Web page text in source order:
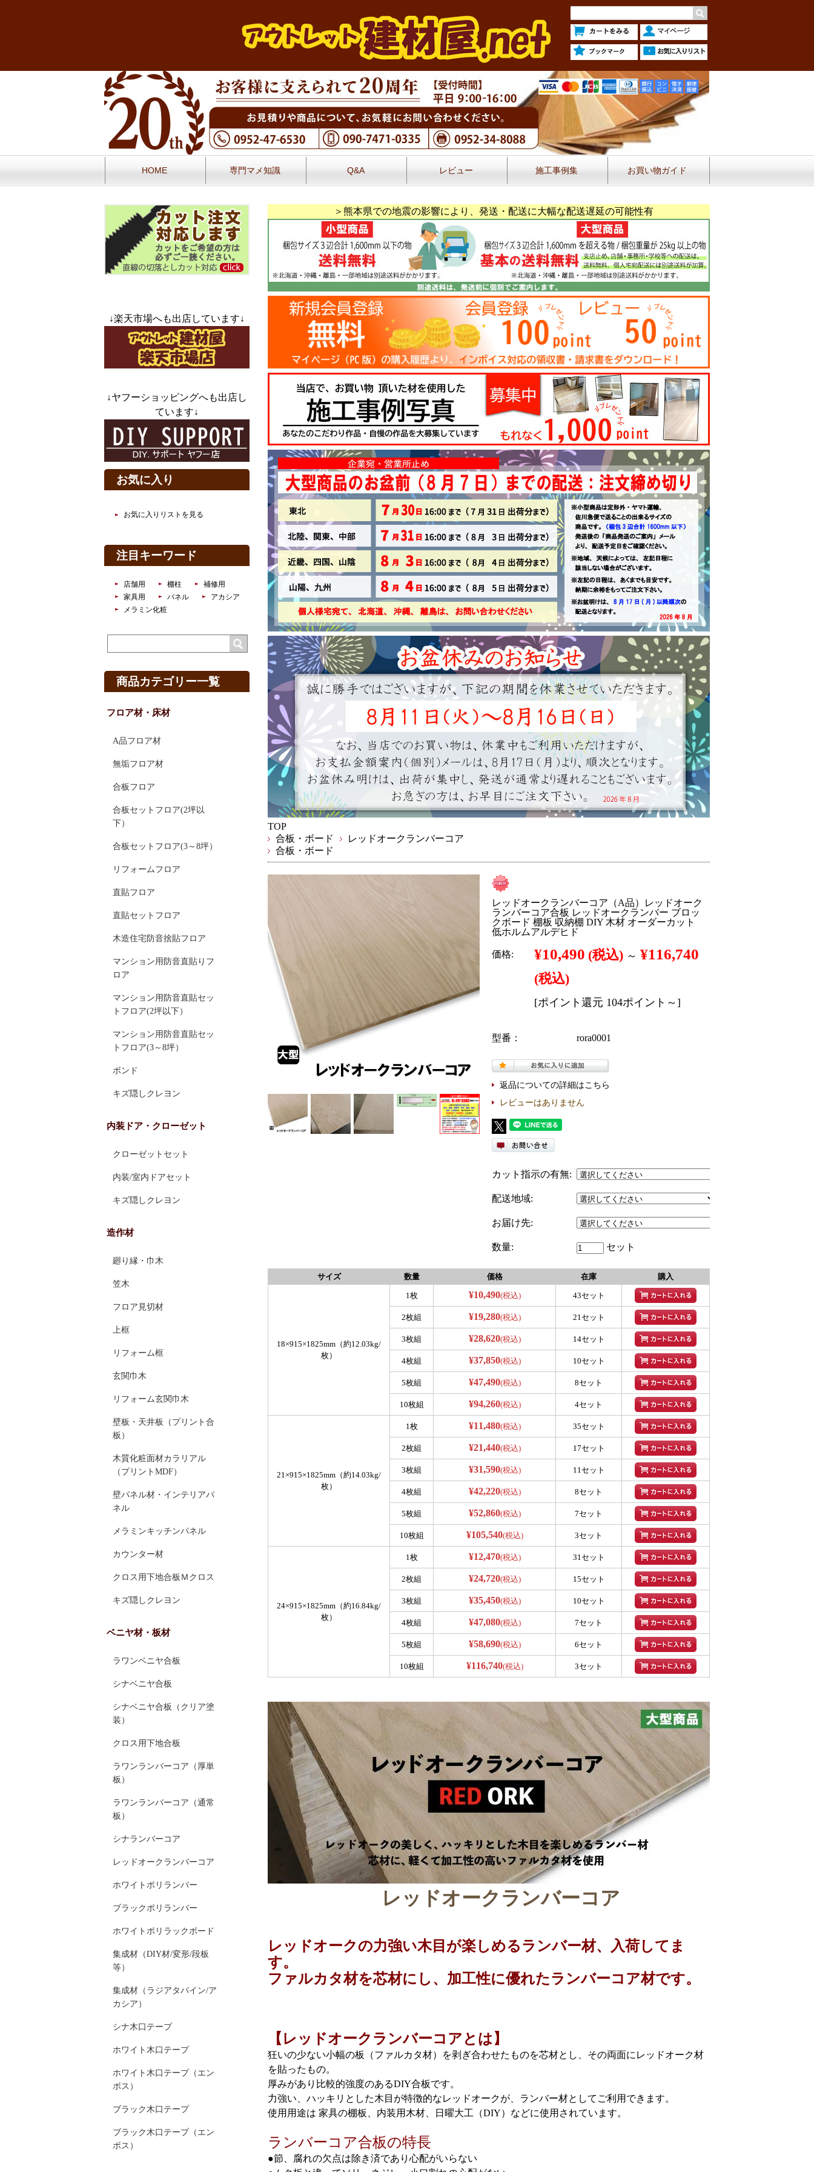
HOME 専門マメ知識 Q&A レビュー 施工事例集 お買い物ガイド
＞熊本県での地震の影響により、発送・配送に大幅な配送遅延の可能性有
TOP
合板・ボード
レッドオークランバーコア
合板・ボード
レッドオークランバーコア（A品）レッドオーク
ランバーコア合板 レッドオークランバー ブロッ
クボード 棚板 収納棚 DIY 木材 オーダーカット
低ホルムアルデヒド
価格: ¥10,490 (税込) ～ ¥116,740
(税込)
[ポイント還元 104ポイント～]
型番： rora0001
返品についての詳細はこちら
レビューはありません
カット指示の有無:
配送地域:
お届け先:
数量: セット
サイズ 数量 価格 在庫 購入
18×915×1825mm（約12.03kg/
枚）
1枚 ¥10,490(税込) 43セット
2枚組 ¥19,280(税込) 21セット
3枚組 ¥28,620(税込) 14セット
4枚組 ¥37,850(税込) 10セット
5枚組 ¥47,490(税込) 8セット
10枚組 ¥94,260(税込) 4セット
21×915×1825mm（約14.03kg/
枚）
1枚 ¥11,480(税込) 35セット
2枚組 ¥21,440(税込) 17セット
3枚組 ¥31,590(税込) 11セット
4枚組 ¥42,220(税込) 8セット
5枚組 ¥52,860(税込) 7セット
10枚組 ¥105,540(税込) 3セット
24×915×1825mm（約16.84kg/
枚）
1枚 ¥12,470(税込) 31セット
2枚組 ¥24,720(税込) 15セット
3枚組 ¥35,450(税込) 10セット
4枚組 ¥47,080(税込) 7セット
5枚組 ¥58,690(税込) 6セット
10枚組 ¥116,740(税込) 3セット
レッドオークランバーコア
レッドオークの力強い木目が楽しめるランバー材、入荷してま
す。
ファルカタ材を芯材にし、加工性に優れたランバーコア材です。
【レッドオークランバーコアとは】
狂いの少ない小幅の板（ファルカタ材）を剥ぎ合わせたものを芯材とし、その両面にレッドオーク材
を貼ったもの。
厚みがあり比較的強度のあるDIY合板です。
力強い、ハッキリとした木目が特徴的なレッドオークが、ランバー材としてご利用できます。
使用用途は 家具の棚板、内装用木材、日曜大工（DIY）などに使用されています。
ランバーコア合板の特長
●節、腐れの欠点は除き済であり心配がいらない
↓楽天市場へも出店しています↓
↓ヤフーショッピングへも出店し
ています↓
お気に入り
お気に入りリストを見る
注目キーワード
店舗用 棚柱
補修用
家具用
パネル
アカシア
メラミン化粧
商品カテゴリー一覧
フロア材・床材
A品フロア材
無垢フロア材
合板フロア
合板セットフロア(2坪以
下）
合板セットフロア(3～8坪）
リフォームフロア
直貼フロア
直貼セットフロア
木造住宅防音捨貼フロア
マンション用防音直貼りフ
ロア
マンション用防音直貼セッ
トフロア(2坪以下）
マンション用防音直貼セッ
トフロア(3～8坪）
ボンド
キズ隠しクレヨン
内装ドア・クローゼット
クローゼットセット
内装/室内ドアセット
キズ隠しクレヨン
造作材
廻り縁・巾木
笠木
フロア見切材
上框
リフォーム框
玄関巾木
リフォーム玄関巾木
壁板・天井板（プリント合
板）
木質化粧面材カラリアル
（プリントMDF）
壁パネル材・インテリアパ
ネル
メラミンキッチンパネル
カウンター材
クロス用下地合板Ｍクロス
キズ隠しクレヨン
ベニヤ材・板材
ラワンベニヤ合板
シナベニヤ合板
シナベニヤ合板（クリア塗
装）
クロス用下地合板
ラワンランバーコア（厚単
板）
ラワンランバーコア（通常
板）
シナランバーコア
レッドオークランバーコア
ホワイトポリランバー
ブラックポリランバー
ホワイトポリラックボード
集成材（DIY材/変形/段板
等）
集成材（ラジアタパイン/ア
カシア）
シナ木口テープ
ホワイト木口テープ
ホワイト木口テープ（エン
ボス）
ブラック木口テープ
ブラック木口テープ（エン
ボス）